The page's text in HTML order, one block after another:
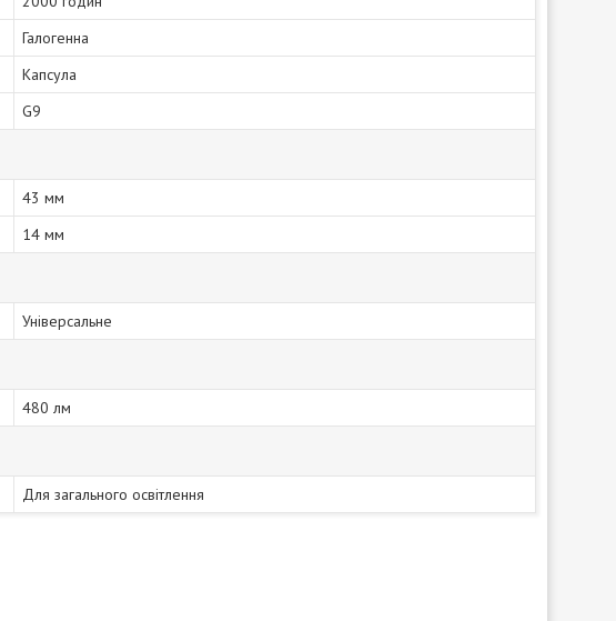
Галогенна
Капсула
G9
43 мм
14 мм
Універсальне
480 лм
Для загального освітлення